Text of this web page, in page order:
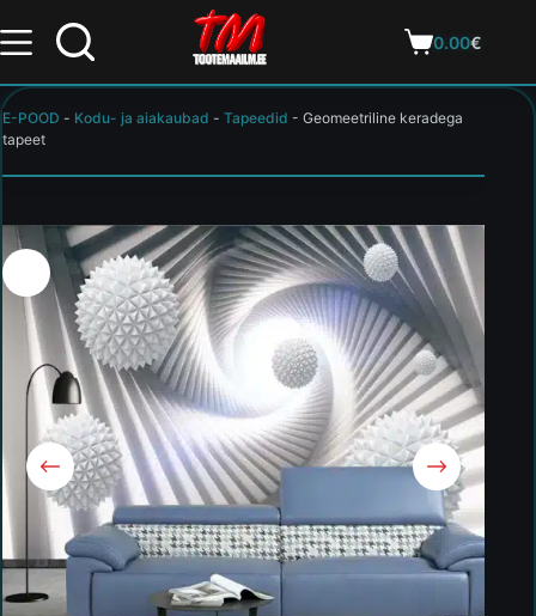
0.00€
E-POOD - Kodu- ja aiakaubad - Tapeedid - Geomeetriline keradega
tapeet